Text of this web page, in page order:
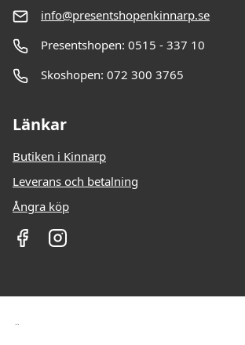
info@presentshopenkinnarp.se
Presentshopen: 0515 - 337 10
Skoshopen: 072 300 3765
Länkar
Butiken i Kinnarp
Leverans och betalning
Ångra köp